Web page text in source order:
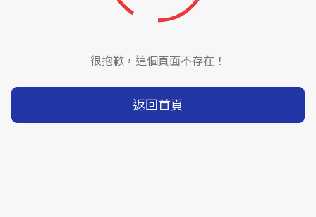
很抱歉，這個頁面不存在！
返回首頁